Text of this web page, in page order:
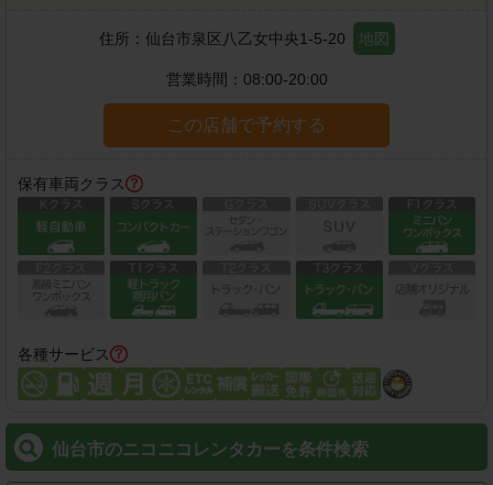
住所： 仙台市泉区八乙女中央1-5-20 地図
営業時間： 08:00-20:00
この店舗で予約する
保有車両クラス
各種サービス
仙台市のニコニコレンタカーを条件検索